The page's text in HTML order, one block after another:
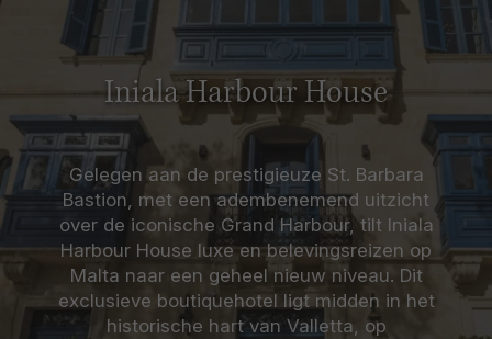
interieur en Caravaggio’s meesterwerk
onthoofding van Johannes de Doper. Een dag vol
geschiedenis, cultuur en vakmanschap in het
hart van Valletta.Iniala Harbour House
Gelegen aan de prestigieuze St. Barbara
Bastion, met een adembenemend uitzicht
over de iconische Grand Harbour, tilt Iniala
Harbour House luxe en belevingsreizen op
Malta naar een geheel nieuw niveau. Dit
exclusieve boutiquehotel ligt midden in het
historische hart van Valletta, op